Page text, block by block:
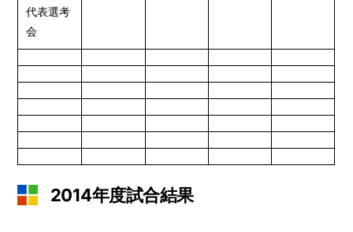
代表選考
会
2014年度試合結果